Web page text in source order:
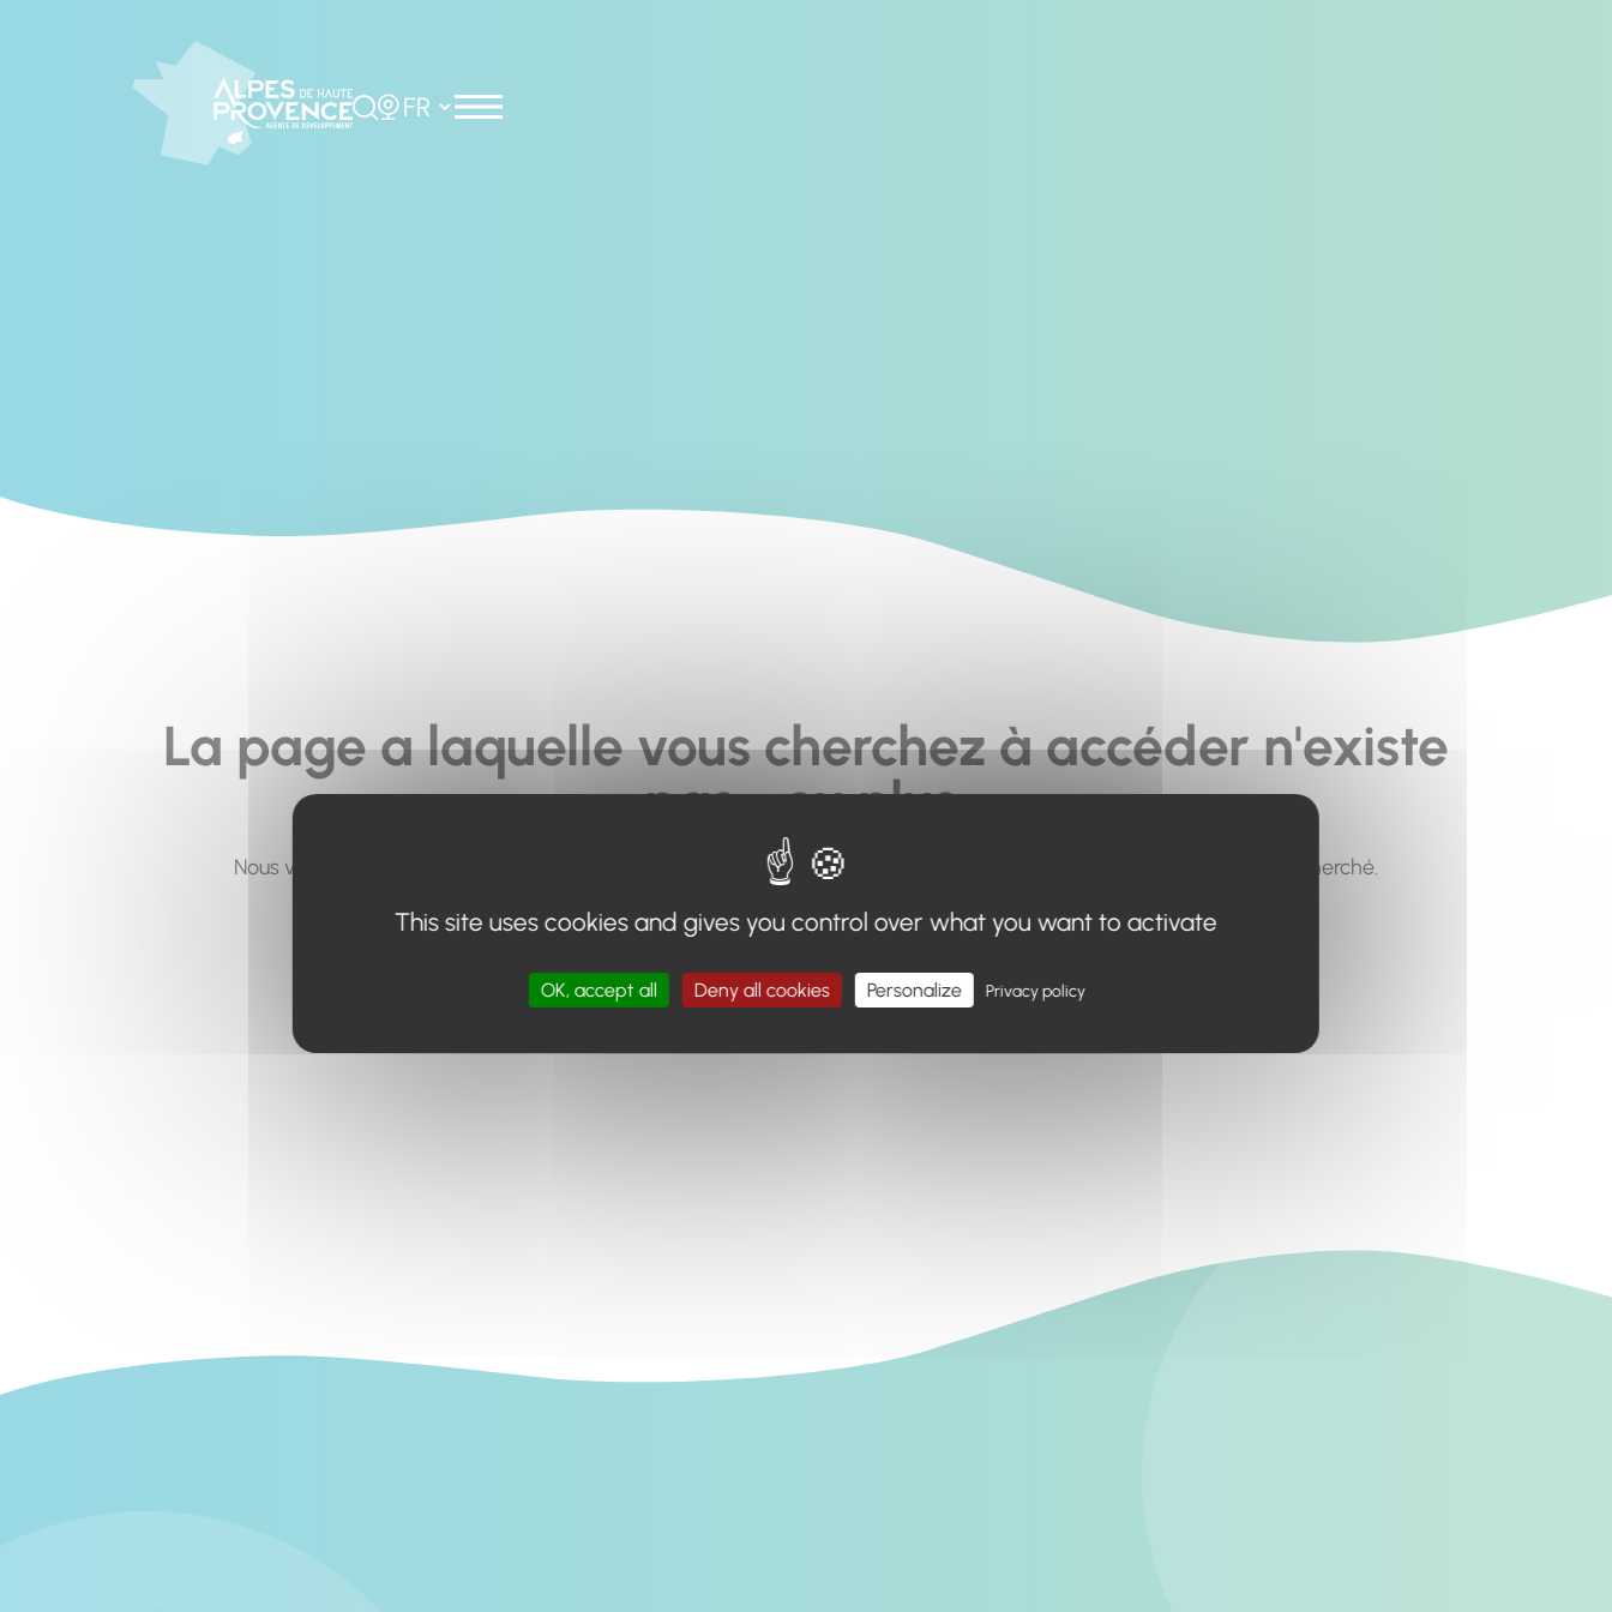
Rechercher
Choisir la langue
La page a laquelle vous cherchez à accéder n'existe
pas... ou plus.
Nous vous invitons à utiliser le moteur de recherche en haut de page, ou à utiliser le menu pour trouver le contenu recherché.
Retour à l'accueil
This site uses cookies and gives you control over what you want to activate
OK, accept all Deny all cookies Personalize Privacy policy